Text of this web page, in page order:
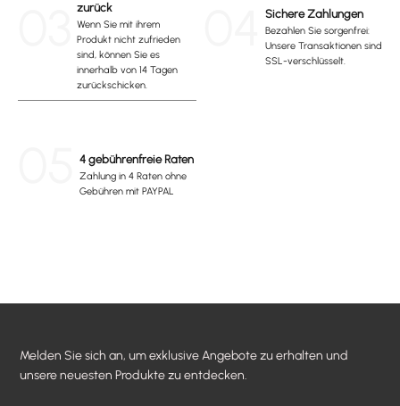
zurück
Wenn Sie mit ihrem
Produkt nicht zufrieden
sind, können Sie es
innerhalb von 14 Tagen
zurückschicken.
Sichere Zahlungen
Bezahlen Sie sorgenfrei:
Unsere Transaktionen sind
SSL-verschlüsselt.
4 gebührenfreie Raten
Zahlung in 4 Raten ohne
Gebühren mit PAYPAL
Melden Sie sich an, um exklusive Angebote zu erhalten und
unsere neuesten Produkte zu entdecken.